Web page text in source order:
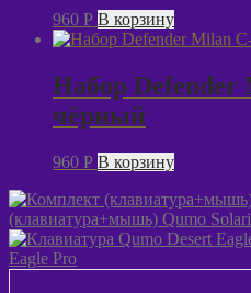
960 P В корзину
Набор Defender
чёрный
960 P В корзину
(клавиатура+мышь) Qumo
Eagle Pro